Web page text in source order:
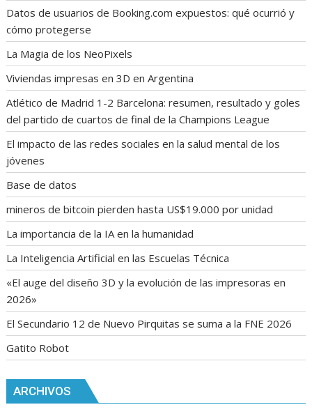
Datos de usuarios de Booking.com expuestos: qué ocurrió y
cómo protegerse
La Magia de los NeoPixels
Viviendas impresas en 3D en Argentina
Atlético de Madrid 1-2 Barcelona: resumen, resultado y goles
del partido de cuartos de final de la Champions League
El impacto de las redes sociales en la salud mental de los
jóvenes
Base de datos
mineros de bitcoin pierden hasta US$19.000 por unidad
La importancia de la IA en la humanidad
La Inteligencia Artificial en las Escuelas Técnica
«El auge del diseño 3D y la evolución de las impresoras en
2026»
El Secundario 12 de Nuevo Pirquitas se suma a la FNE 2026
Gatito Robot
ARCHIVOS